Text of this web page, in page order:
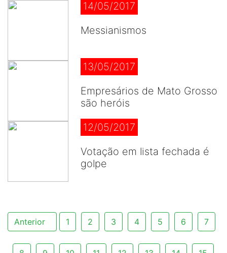
14/05/2017
Messianismos
13/05/2017
Empresários de Mato Grosso
são heróis
12/05/2017
Votação em lista fechada é
golpe
Anterior 1 2 3 4 5 6 7